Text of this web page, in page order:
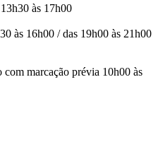
às 17h00
às 16h00 / das 19h00 às 21h00
marcação prévia 10h00 às